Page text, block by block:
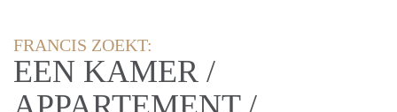
FRANCIS ZOEKT:
EEN KAMER /